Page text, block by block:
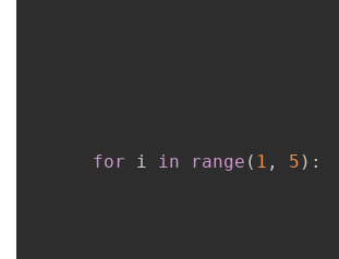
for i in range ( 1 , 5 ) :